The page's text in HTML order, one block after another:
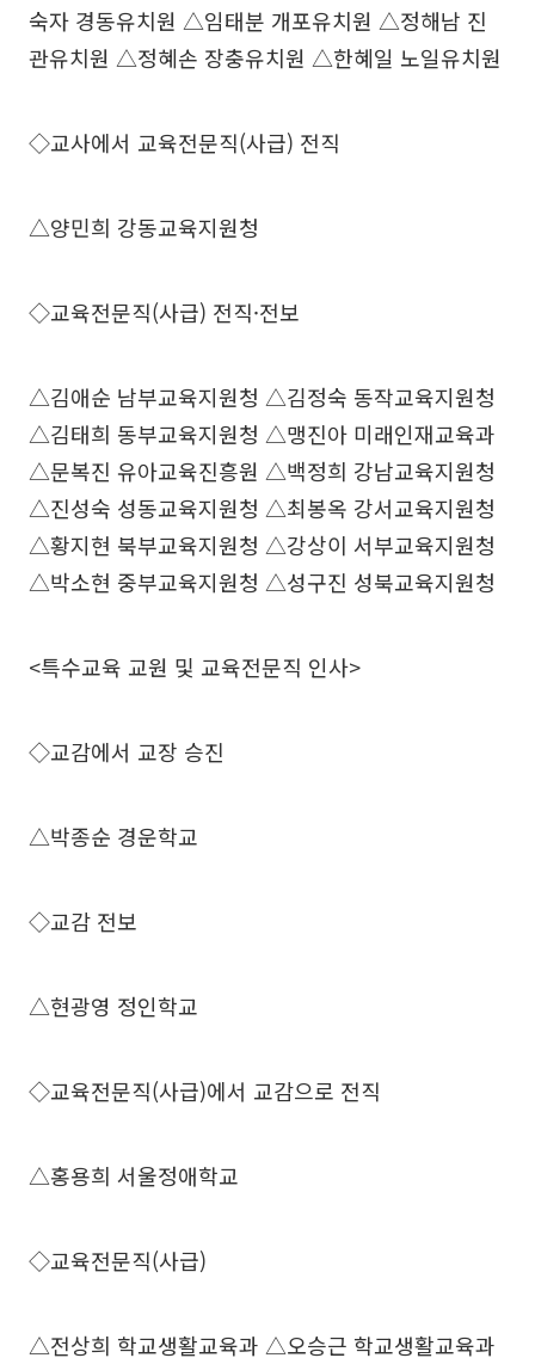
숙자 경동유치원 △임태분 개포유치원 △정해남 진
관유치원 △정혜손 장충유치원 △한혜일 노일유치원
◇교사에서 교육전문직(사급) 전직
△양민희 강동교육지원청
◇교육전문직(사급) 전직·전보
△김애순 남부교육지원청 △김정숙 동작교육지원청
△김태희 동부교육지원청 △맹진아 미래인재교육과
△문복진 유아교육진흥원 △백정희 강남교육지원청
△진성숙 성동교육지원청 △최봉옥 강서교육지원청
△황지현 북부교육지원청 △강상이 서부교육지원청
△박소현 중부교육지원청 △성구진 성북교육지원청
<특수교육 교원 및 교육전문직 인사>
◇교감에서 교장 승진
△박종순 경운학교
◇교감 전보
△현광영 정인학교
◇교육전문직(사급)에서 교감으로 전직
△홍용희 서울정애학교
◇교육전문직(사급)
△전상희 학교생활교육과 △오승근 학교생활교육과